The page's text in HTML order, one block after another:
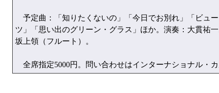
予定曲：「知りたくないの」「今日でお別れ」「ビュ
ツ」「思い出のグリーン・グラス」ほか。演奏：大貫祐
坂上領（フルート）。
全席指定5000円。問い合わせはインターナショナル・カ